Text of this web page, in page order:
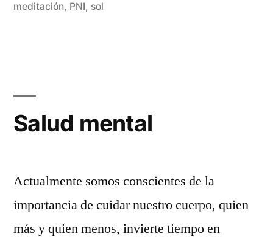
meditación, PNI, sol
Salud mental
Actualmente somos conscientes de la
importancia de cuidar nuestro cuerpo, quien
más y quien menos, invierte tiempo en